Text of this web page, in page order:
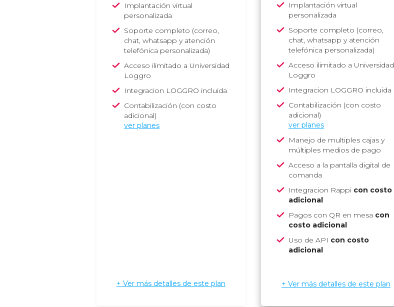
Implantación virtual
personalizada
Soporte completo (correo,
chat, whatsapp y atención
telefónica personalizada)
Acceso ilimitado a Universidad
Loggro
Integracion LOGGRO incluida
Contabilización (con costo
adicional)
ver planes
+ Ver más detalles de este plan
Implantación virtual
personalizada
Soporte completo (correo,
chat, whatsapp y atención
telefónica personalizada)
Acceso ilimitado a Universidad
Loggro
Integracion LOGGRO incluida
Contabilización (con costo
adicional)
ver planes
Manejo de multiples cajas y
múltiples medios de pago
Acceso a la pantalla digital de
comanda
Integracion Rappi con costo
adicional
Pagos con QR en mesa con
costo adicional
Uso de API con costo
adicional
+ Ver más detalles de este plan